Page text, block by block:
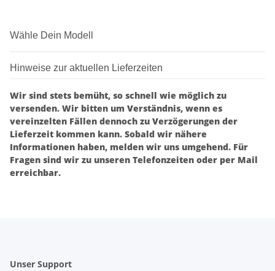
Wähle Dein Modell
Hinweise zur aktuellen Lieferzeiten
Wir sind stets bemüht, so schnell wie möglich zu
versenden. Wir bitten um Verständnis, wenn es
vereinzelten Fällen dennoch zu Verzögerungen der
Lieferzeit kommen kann. Sobald wir nähere
Informationen haben, melden wir uns umgehend. Für
Fragen sind wir zu unseren Telefonzeiten oder per Mail
erreichbar.
Unser Support